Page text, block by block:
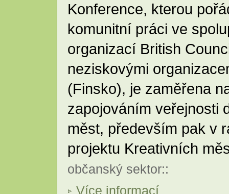
Konference, kterou
komunitní práci ve
organizací British
neziskovými
(Finsko), je zaměřena
zapojováním veřejnosti
měst, především pak v
projektu Kreativních
občanský sektor::
Více informací